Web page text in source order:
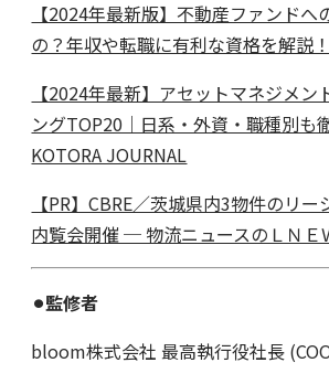
【2024年最新版】不動産ファンドへ
の？年収や転職に有利な資格を解説！
【2024年最新】アセットマネジメン
ングTOP20｜日系・外資・職種別も
KOTORA JOURNAL
【PR】CBRE／茨城県内3物件のリー
内覧会開催 ─ 物流ニュースのＬＮＥ
⚫︎監修者
bloom株式会社 最高執行役社長